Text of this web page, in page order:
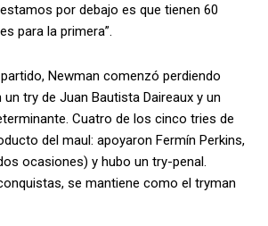
por debajo es que tienen 60
para la primera”.
Newman comenzó perdiendo
try de Juan Bautista Daireaux y un
Cuatro de los cinco tries de
del maul: apoyaron Fermín Perkins,
ocasiones) y hubo un try-penal.
se mantiene como el tryman